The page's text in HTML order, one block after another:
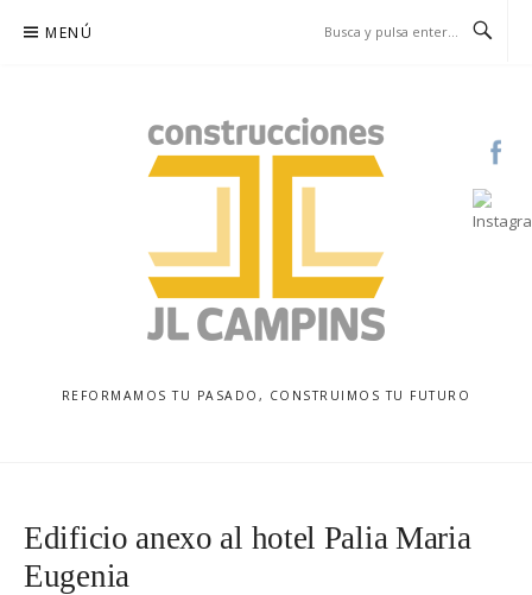
MENÚ
REFORMAMOS TU PASADO, CONSTRUIMOS TU FUTURO
Edificio anexo al hotel Palia Maria
Eugenia